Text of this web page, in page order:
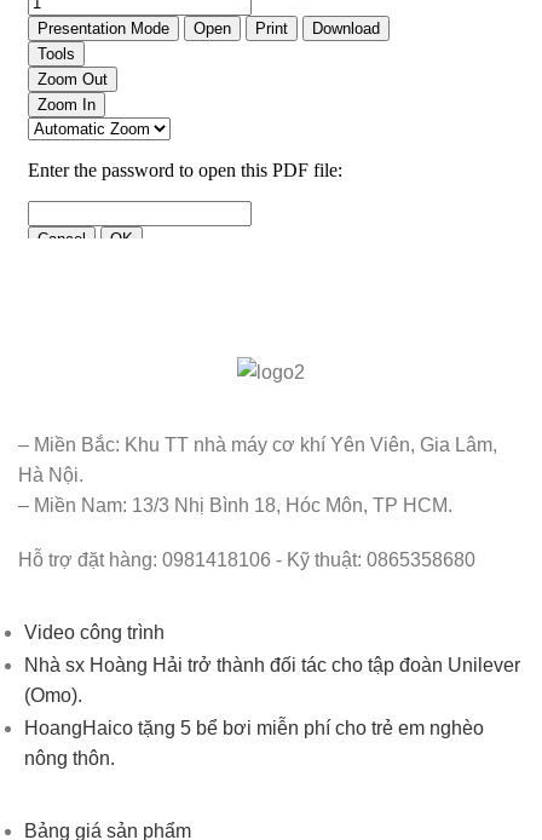
– Miền Bắc: Khu TT nhà máy cơ khí Yên Viên, Gia Lâm,
Hà Nội.
– Miền Nam: 13/3 Nhị Bình 18, Hóc Môn, TP HCM.
Hỗ trợ đặt hàng: 0981418106 - Kỹ thuật: 0865358680
Video công trình
Nhà sx Hoàng Hải trở thành đối tác cho tập đoàn Unilever
(Omo).
HoangHaico tặng 5 bể bơi miễn phí cho trẻ em nghèo
nông thôn.
Bảng giá sản phẩm